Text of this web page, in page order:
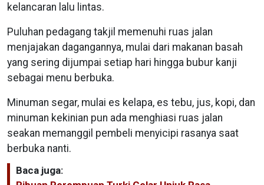
kelancaran lalu lintas.
Puluhan pedagang takjil memenuhi ruas jalan
menjajakan dagangannya, mulai dari makanan basah
yang sering dijumpai setiap hari hingga bubur kanji
sebagai menu berbuka.
Minuman segar, mulai es kelapa, es tebu, jus, kopi, dan
minuman kekinian pun ada menghiasi ruas jalan
seakan memanggil pembeli menyicipi rasanya saat
berbuka nanti.
Baca juga: